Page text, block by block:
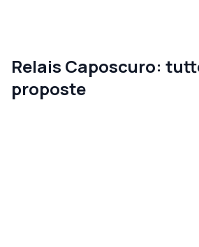
Relais Caposcuro: tutte le
proposte